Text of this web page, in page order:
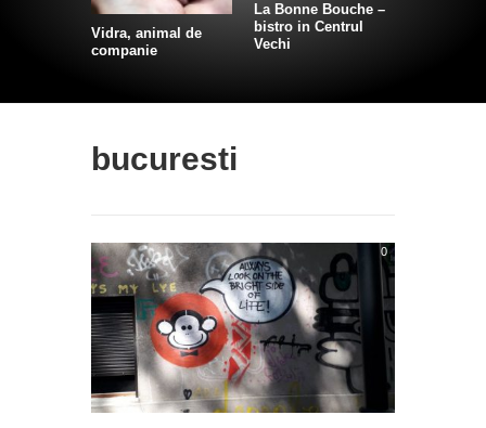
Vidra, animal de
companie
La Bonne Bouche –
bistro in Centrul
Vechi
bucuresti
0